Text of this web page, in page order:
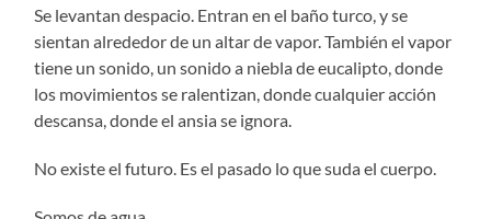
Se levantan despacio. Entran en el baño turco, y se
sientan alrededor de un altar de vapor. También el vapor
tiene un sonido, un sonido a niebla de eucalipto, donde
los movimientos se ralentizan, donde cualquier acción
descansa, donde el ansia se ignora.
No existe el futuro. Es el pasado lo que suda el cuerpo.